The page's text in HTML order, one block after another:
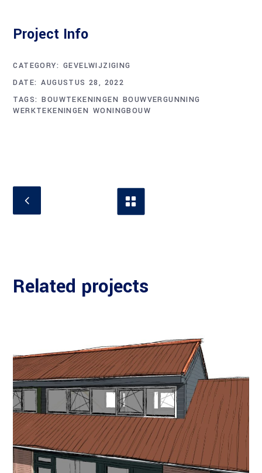
Project Info
CATEGORY: GEVELWIJZIGING
DATE: AUGUSTUS 28, 2022
TAGS: BOUWTEKENINGEN BOUWVERGUNNING
WERKTEKENINGEN WONINGBOUW
Related projects